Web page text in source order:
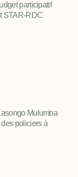
participatif
STAR-RDC
Mulumba
policiers à